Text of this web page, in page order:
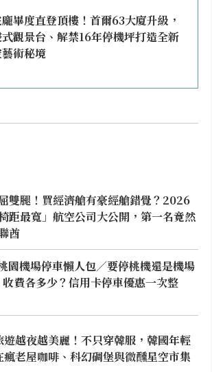
畢度直登頂樓！首爾63大廈升級，
觀景台、解禁16年停機坪打造全新
術秘境
雙腿！買經濟艙有豪經艙錯覺？2026
距最寬」航空公司大公開，第一名竟然
酋
園機場停車懶人包／要停桃機還是機場
費各多少？信用卡停車優惠一次整
遊越夜越美麗！不只穿韓服，韓國年輕
瘋老屋咖啡、科幻碉堡與微醺星空市集